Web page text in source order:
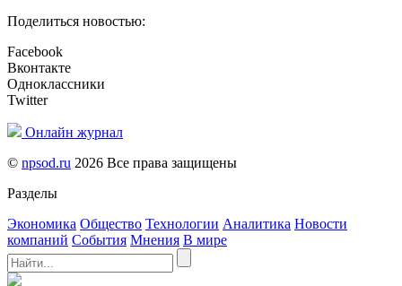
Поделиться новостью:
Facebook
Вконтакте
Одноклассники
Twitter
Онлайн журнал
© npsod.ru 2026 Все права защищены
Разделы
Экономика Общество Технологии Аналитика Новости
компаний События Мнения В мире